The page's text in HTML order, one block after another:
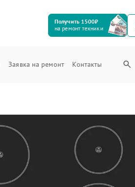
Получить 1500₽
на ремонт техники
Заявка на ремонт Контакты